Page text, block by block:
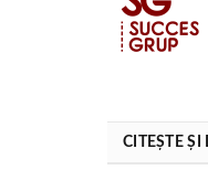
CITEȘTE ȘI